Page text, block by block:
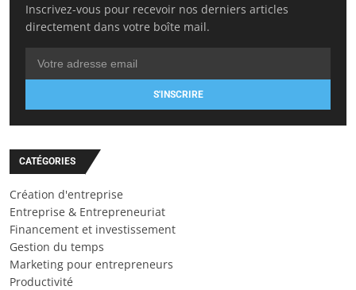
Inscrivez-vous pour recevoir nos derniers articles
directement dans votre boîte mail.
S'INSCRIRE
CATÉGORIES
Création d'entreprise
Entreprise & Entrepreneuriat
Financement et investissement
Gestion du temps
Marketing pour entrepreneurs
Productivité